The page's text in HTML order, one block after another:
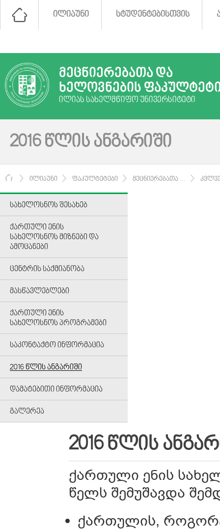
ᲘᲚᲘᲐᲣᲜᲘ ᲡᲢᲣᲓᲔᲜᲢᲔᲑᲘᲡᲗᲕᲘᲡ
ᲛᲔᲪᲜᲘᲔᲠᲔᲑᲐᲗᲐ ᲓᲐ
ᲮᲔᲚᲝᲕᲜᲔᲑᲘᲡ
ᲘᲚᲘᲐᲡ ᲡᲐᲮᲔᲚᲛᲬᲘᲤᲝ ᲣᲜᲘᲕᲔᲠᲡᲘᲢᲔᲢᲘ
2016 ᲬᲚᲘᲡ ᲐᲜᲒᲐᲠᲘᲨᲘ
ᲛᲗᲐᲕᲐᲠᲘ
ᲘᲚᲘᲐᲣᲜᲘ ᲤᲐᲙᲣᲚᲢᲔᲢᲔᲑᲘ ᲛᲔᲪᲜᲘᲔᲠᲔᲑᲐᲗᲐ ...
ᲡᲐᲮᲔᲚᲝᲡᲜᲝᲡ ᲨᲔᲡᲐᲮᲔᲑ
ᲥᲐᲠᲗᲣᲚᲘ ᲔᲜᲘᲡ
ᲡᲐᲮᲔᲚᲝᲡᲜᲝᲡ ᲛᲘᲖᲜᲔᲑᲘ ᲓᲐ
ᲐᲛᲝᲪᲐᲜᲔᲑᲘ
ᲪᲔᲜᲢᲠᲘᲡ ᲡᲐᲥᲛᲘᲐᲜᲝᲑᲐ
ᲛᲐᲡᲬᲐᲕᲚᲔᲑᲚᲔᲑᲘ
ᲥᲐᲠᲗᲣᲚᲘ ᲔᲜᲘᲡ
ᲡᲐᲮᲔᲚᲝᲡᲜᲝᲡ ᲞᲠᲝᲒᲠᲐᲛᲔᲑᲘ
ᲡᲐᲙᲝᲜᲢᲐᲥᲢᲝ ᲘᲜᲤᲝᲠᲛᲐᲪᲘᲐ
2016 ᲬᲚᲘᲡ ᲐᲜᲒᲐᲠᲘᲨᲘ
ᲓᲐᲛᲐᲢᲔᲑᲘᲗᲘ ᲘᲜᲤᲝᲠᲛᲐᲪᲘᲐ
ᲒᲐᲚᲔᲠᲔᲐ
2016 ᲬᲚᲘᲡ
ქართული ენის
წელს შემუშავდა
ქართულის,